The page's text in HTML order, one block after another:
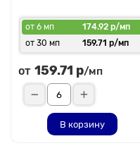
от 6 мп
174.92 р/мп
от 30 мп
159.71 р/мп
от 159.71 р/мп
В корзину